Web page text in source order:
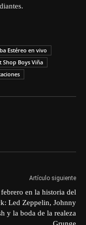
Estéreo en vivo
Shop Boys Viña
Artículo siguiente
en la historia del
Led Zeppelin, Johnny
y la boda de la realeza